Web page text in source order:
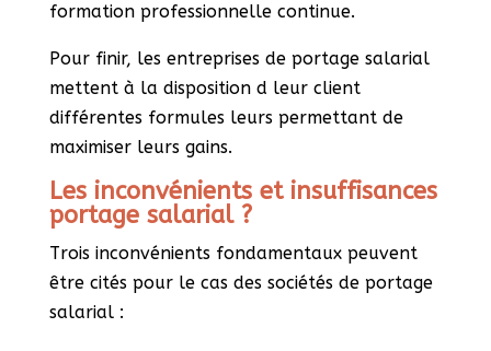
formation professionnelle continue.
Pour finir, les entreprises de portage salarial
mettent à la disposition d leur client
différentes formules leurs permettant de
maximiser leurs gains.
Les inconvénients et insuffisances
portage salarial ?
Trois inconvénients fondamentaux peuvent
être cités pour le cas des sociétés de portage
salarial :